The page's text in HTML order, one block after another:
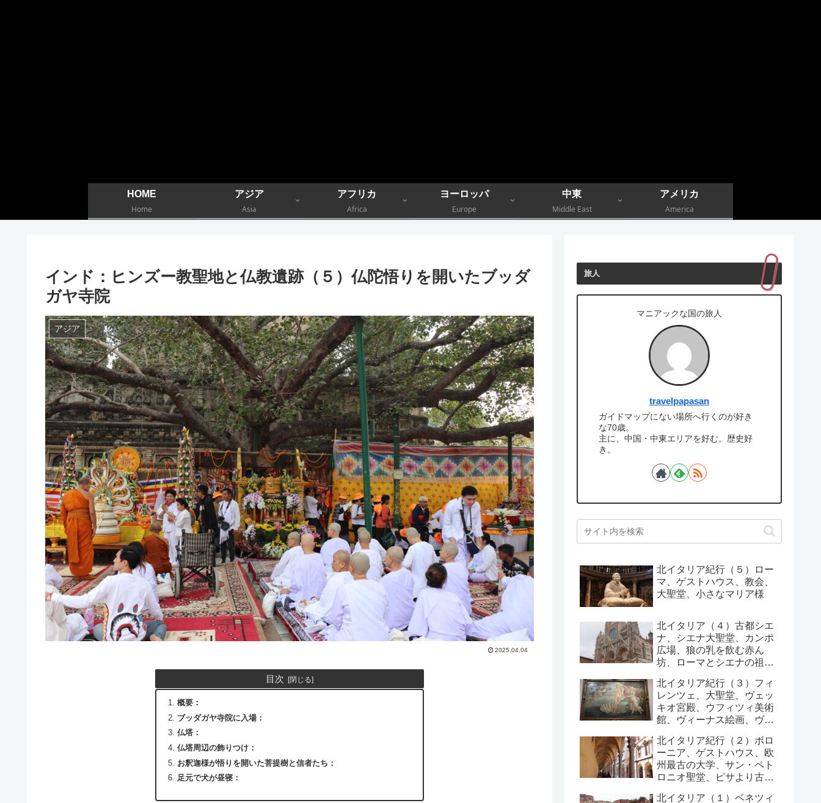
HOME
Home
アジア
Asia
アフリカ
Africa
ヨーロッパ
Europe
中東
Middle East
アメリカ
America
インド：ヒンズー教聖地と仏教遺跡（５）仏陀悟りを開いたブッダ
ガヤ寺院
アジア
2025.04.04
目次
概要：
ブッダガヤ寺院に入場：
仏塔：
仏塔周辺の飾りつけ：
お釈迦様が悟りを開いた菩提樹と信者たち：
足元で犬が昼寝：
旅人
マニアックな国の旅人
travelpapasan
ガイドマップにない場所へ行くのが好き
な70歳。
主に、中国・中東エリアを好む。歴史好
き。
北イタリア紀行（５）ロー
マ、ゲストハウス、教会、
大聖堂、小さなマリア様
北イタリア（４）古都シエ
ナ、シエナ大聖堂、カンポ
広場、狼の乳を飲む赤ん
坊、ローマとシエナの祖
北イタリア紀行（３）フィ
レンツェ、大聖堂、ヴェッ
キオ宮殿、ウフィツィ美術
館、ヴィーナス絵画、ヴェ
北イタリア紀行（２）ボロ
ーニア、ゲストハウス、欧
州最古の大学、サン・ペト
ロニオ聖堂、ピサより古い
北イタリア（１）ベネツィ